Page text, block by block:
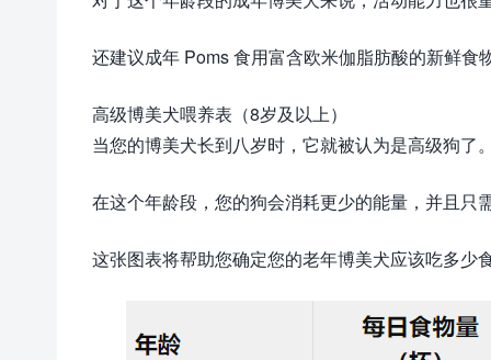
还建议成年 Poms 食用富含欧米伽脂肪酸的新鲜食
高级博美犬喂养表（8岁及以上）
当您的博美犬长到八岁时，它就被认为是高级狗了
在这个年龄段，您的狗会消耗更少的能量，并且
这张图表将帮助您确定您的老年博美犬应该吃多少